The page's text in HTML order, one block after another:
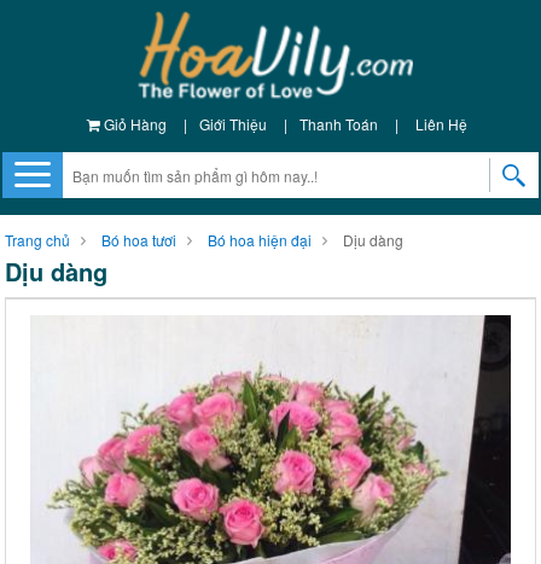
Giỏ Hàng | Giới Thiệu | Thanh Toán | Liên Hệ
Trang chủ Bó hoa tươi Bó hoa hiện đại Dịu dàng
Dịu dàng